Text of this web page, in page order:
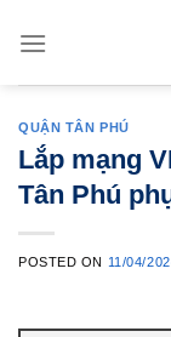
QUẬN TÂN PHÚ
Lắp mạng
Tân Phú
POSTED ON 11/04/